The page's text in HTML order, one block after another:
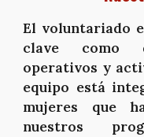
El voluntariado
clave como
operativos y
equipo está
mujeres que
nuestros